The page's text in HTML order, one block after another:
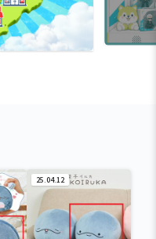
25.04.12